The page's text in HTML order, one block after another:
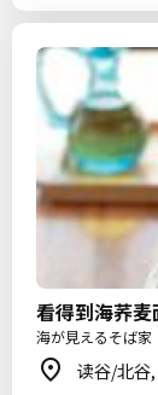
看得到海荞麦
海が見えるそば家
读谷/北谷